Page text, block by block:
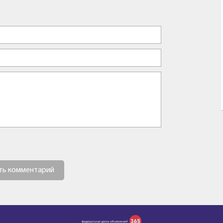
комментарий